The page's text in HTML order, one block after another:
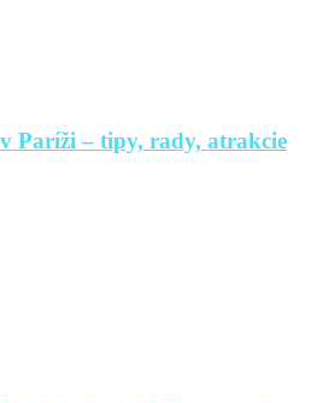
Paríži – tipy, rady, atrakcie